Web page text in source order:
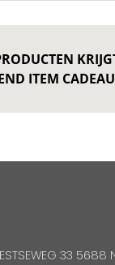
ITEM
33 5688